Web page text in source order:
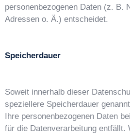
personenbezogenen Daten (z. B.
Adressen o. Ä.) entscheidet.
Speicherdauer
Soweit innerhalb dieser
speziellere Speicherdauer
Ihre personenbezogenen Daten
für die Datenverarbeitung entfällt.